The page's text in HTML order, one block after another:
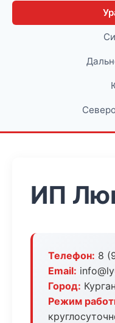
ИП
Телефон: 8
Email:
Город: Курган
Режим